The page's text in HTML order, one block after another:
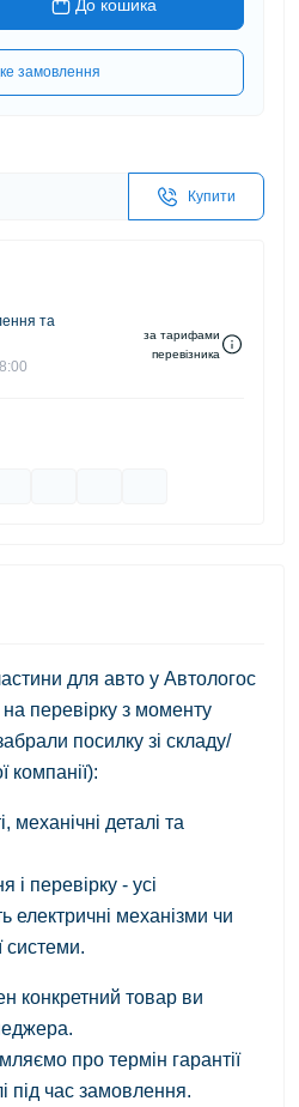
До кошика
замовлення
Купити
та
за тарифами
перевізника
для авто у Автологос
перевірку з моменту
посилку зі складу/
компанії):
механічні деталі та
і перевірку - усі
електричні механізми чи
системи.
конкретний товар ви
про термін гарантії
під час замовлення.